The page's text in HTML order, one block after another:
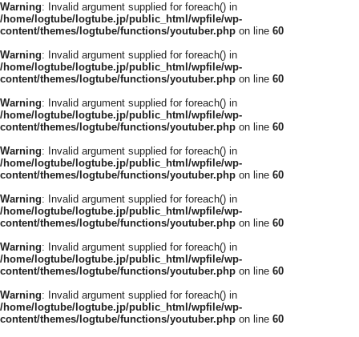
Warning: Invalid argument supplied for foreach() in
/home/logtube/logtube.jp/public_html/wpfile/wp-
content/themes/logtube/functions/youtuber.php on line 60
Warning: Invalid argument supplied for foreach() in
/home/logtube/logtube.jp/public_html/wpfile/wp-
content/themes/logtube/functions/youtuber.php on line 60
Warning: Invalid argument supplied for foreach() in
/home/logtube/logtube.jp/public_html/wpfile/wp-
content/themes/logtube/functions/youtuber.php on line 60
Warning: Invalid argument supplied for foreach() in
/home/logtube/logtube.jp/public_html/wpfile/wp-
content/themes/logtube/functions/youtuber.php on line 60
Warning: Invalid argument supplied for foreach() in
/home/logtube/logtube.jp/public_html/wpfile/wp-
content/themes/logtube/functions/youtuber.php on line 60
Warning: Invalid argument supplied for foreach() in
/home/logtube/logtube.jp/public_html/wpfile/wp-
content/themes/logtube/functions/youtuber.php on line 60
Warning: Invalid argument supplied for foreach() in
/home/logtube/logtube.jp/public_html/wpfile/wp-
content/themes/logtube/functions/youtuber.php on line 60